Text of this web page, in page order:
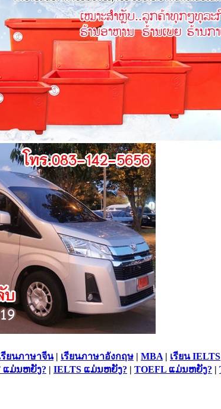
รียนภาษาจีน| เรียนภาษาอังกฤษ | MBA | เรียน IELTS
ແມ່ນຫຍັງ? | IELTS ແມ່ນຫຍັງ? | TOEFL ແມ່ນຫຍັງ? |